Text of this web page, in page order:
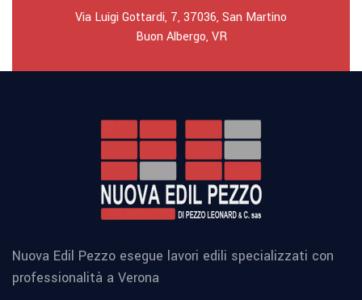
Via Luigi Gottardi, 7, 37036, San Martino
Buon Albergo, VR
Nuova Edil Pezzo esegue lavori edili specializzati con
professionalità a Verona